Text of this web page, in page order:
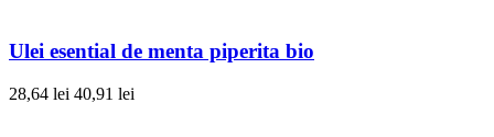
Ulei esential de menta piperita bio
28,64 lei 40,91 lei